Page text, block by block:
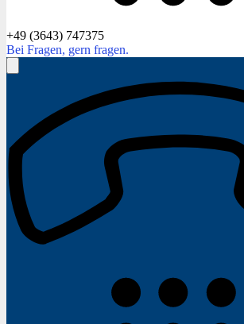
+49 (3643) 747375
Bei Fragen, gern fragen.